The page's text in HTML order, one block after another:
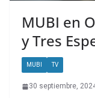
MUBI en
y Tres
MUBI TV
30 septiembre,